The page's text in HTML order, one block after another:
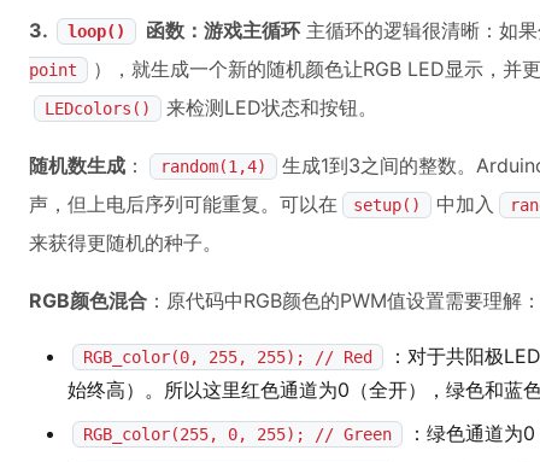
3. loop() 函数：游戏主循环 主循环的逻辑很清晰：如
point ），就生成一个新的随机颜色让RGB LED显示，并
LEDcolors() 来检测LED状态和按钮。
随机数生成 ： random(1,4)
生成1到3之间的整数。
声，但上电后序列可能重复。可以在
setup() 中加入
来获得更随机的种子。
RGB颜色混合 ：原代码中RGB颜色的PWM值设置需要理解：
RGB_color(0, 255, 255); // Red
：对于共阳极
始终高）。所以这里红色通道为0（全开），绿色和蓝
RGB_color(255, 0, 255); // Green ：绿色通道为